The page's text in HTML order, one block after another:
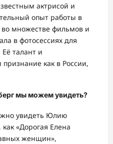
актрисой и
опыт работы в
множестве фильмов и
в фотосессиях для
талант и
как в России,
мы можем увидеть?
увидеть Юлию
«Дорогая Елена
женщин»,